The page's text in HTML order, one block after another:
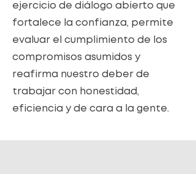
ejercicio de diálogo abierto que
fortalece la confianza, permite
evaluar el cumplimiento de los
compromisos asumidos y
reafirma nuestro deber de
trabajar con honestidad,
eficiencia y de cara a la gente.